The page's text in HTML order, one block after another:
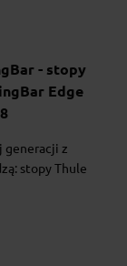
- stopy
Edge
generacji z
stopy Thule